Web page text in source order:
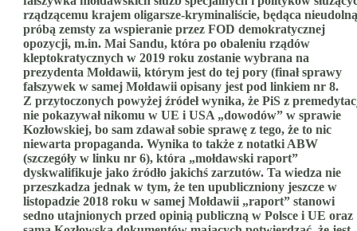
rządzącemu krajem oligarsze-kryminaliście, będąca nieudolną
próbą zemsty za wspieranie przez FOD demokratycznej
opozycji, m.in. Mai Sandu, która po obaleniu rządów
kleptokratycznych w 2019 roku zostanie wybrana na
prezydenta Mołdawii, którym jest do tej pory (finał sprawy
fałszywek w samej Mołdawii opisany jest pod linkiem nr 8.
Z przytoczonych powyżej źródeł wynika, że PiS z
nie pokazywał nikomu w UE i USA „dowodów” w sprawie
Kozłowskiej, bo sam zdawał sobie sprawę z tego, że to nic
niewarta propaganda. Wynika to także z notatki ABW
(szczegóły w linku nr 6), która „mołdawski raport”
dyskwalifikuje jako źródło jakichś zarzutów. Ta wiedza nie
przeszkadza jednak w tym, że ten upubliczniony jeszcze w
listopadzie 2018 roku w samej Mołdawii „raport” stanowi
sedno utajnionych przed opinią publiczną w Polsce i UE oraz